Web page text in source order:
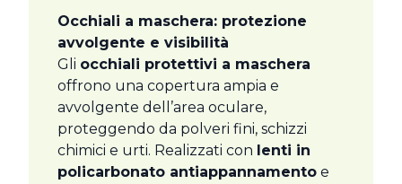
Occhiali a maschera: protezione
avvolgente e visibilità
Gli occhiali protettivi a maschera
offrono una copertura ampia e
avvolgente dell’area oculare,
proteggendo da polveri fini, schizzi
chimici e urti. Realizzati con lenti in
policarbonato antiappannamento e